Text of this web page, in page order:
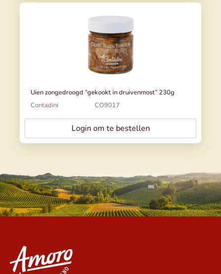
Uien zongedroogd “gekookt in druivenmost” 230g
Contadini
CO9017
Login om te bestellen